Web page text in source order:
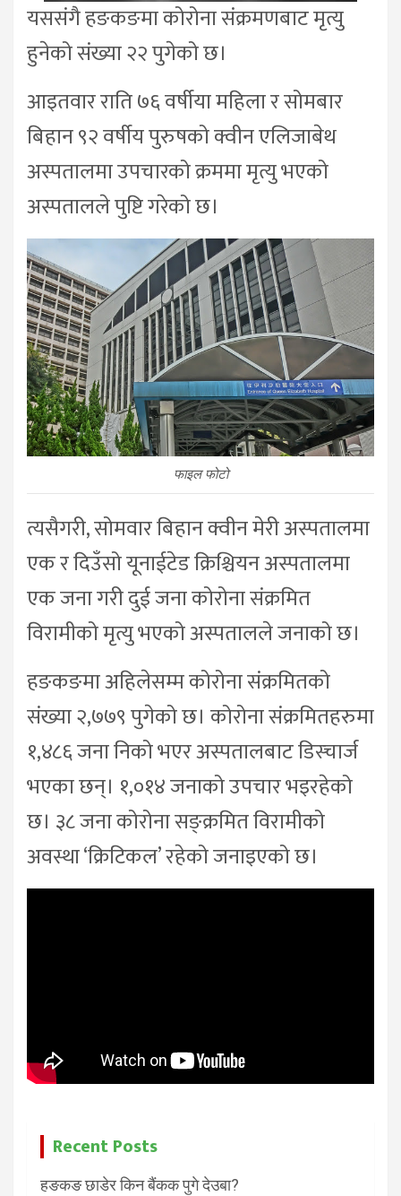
यससंगै हङकङमा कोरोना संक्रमणबाट मृत्यु
हुनेको संख्या २२ पुगेको छ।
आइतवार राति ७६ वर्षीया महिला र सोमबार
बिहान ९२ वर्षीय पुरुषको क्वीन एलिजाबेथ
अस्पतालमा उपचारको क्रममा मृत्यु भएको
अस्पतालले पुष्टि गरेको छ।
फाइल फोटो
त्यसैगरी, सोमवार बिहान क्वीन मेरी अस्पतालमा
एक र दिउँसो यूनाईटेड क्रिश्चियन अस्पतालमा
एक जना गरी दुई जना कोरोना संक्रमित
विरामीको मृत्यु भएको अस्पतालले जनाको छ।
हङकङमा अहिलेसम्म कोरोना संक्रमितको
संख्या २,७७९ पुगेको छ। कोरोना संक्रमितहरुमा
१,४८६ जना निको भएर अस्पतालबाट डिस्चार्ज
भएका छन्। १,०१४ जनाको उपचार भइरहेको
छ। ३८ जना कोरोना सङ्क्रमित विरामीको
अवस्था ‘क्रिटिकल’ रहेको जनाइएको छ।
Recent Posts
हङकङ छाडेर किन बैंकक पुगे देउबा?